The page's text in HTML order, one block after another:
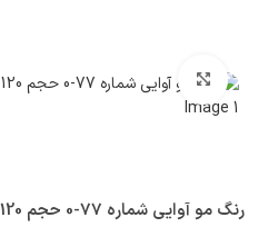
بزرگنمایی تصویر
رنگ مو آوایی شماره 77-0 حجم 120 میل رنگ واریاسیون بنفش